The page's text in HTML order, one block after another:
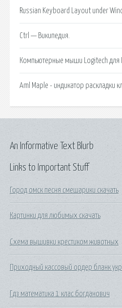
Russian Keyboard Layout under
Ctrl — Википедия.
Компьютерные мыши Logitech для
Aml Maple - индикатор раскладки
Links to Important Stuff
Город омск песня смешарики скачать
Картинки для любимых скачать
Схема вышивки крестиком животных
Приходный кассовый ордер бланк
Гдз математика 1 клас богданович
An Informative Text Blurb